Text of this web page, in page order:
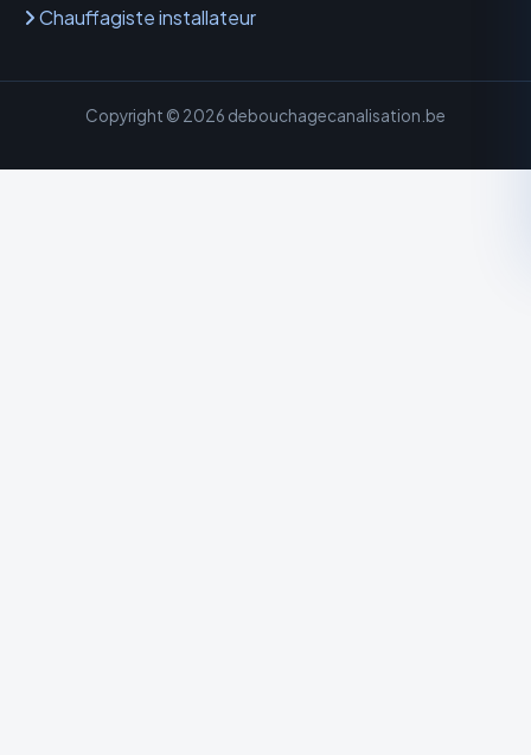
Chauffagiste installateur
Copyright © 2026 debouchagecanalisation.be